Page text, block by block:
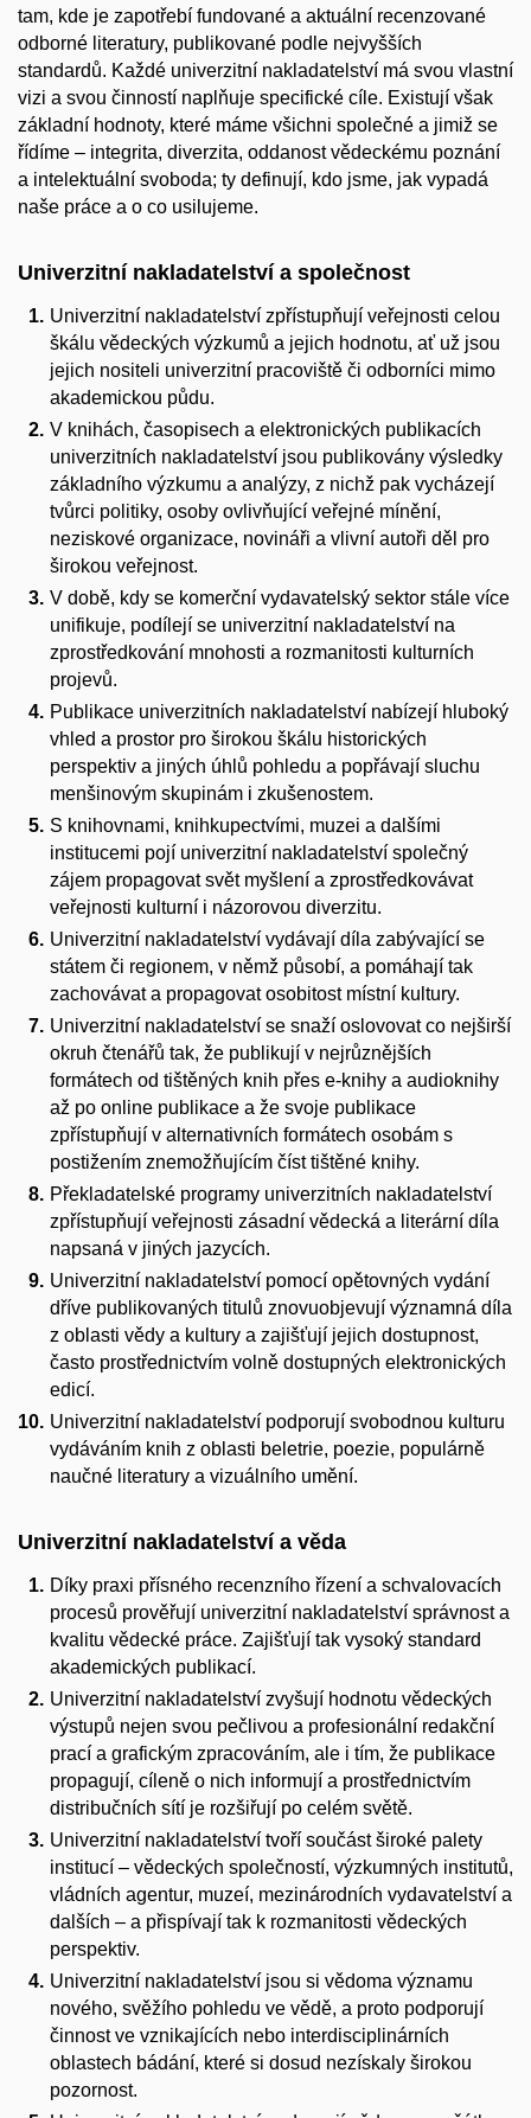
tam, kde je zapotřebí fundované a aktuální recenzované
odborné literatury, publikované podle nejvyšších
standardů. Každé univerzitní nakladatelství má svou vlastní
vizi a svou činností naplňuje specifické cíle. Existují však
základní hodnoty, které máme všichni společné a jimiž se
řídíme – integrita, diverzita, oddanost vědeckému poznání
a intelektuální svoboda; ty definují, kdo jsme, jak vypadá
naše práce a o co usilujeme.
Univerzitní nakladatelství a společnost
Univerzitní nakladatelství zpřístupňují veřejnosti celou
škálu vědeckých výzkumů a jejich hodnotu, ať už jsou
jejich nositeli univerzitní pracoviště či odborníci mimo
akademickou půdu.
V knihách, časopisech a elektronických publikacích
univerzitních nakladatelství jsou publikovány výsledky
základního výzkumu a analýzy, z nichž pak vycházejí
tvůrci politiky, osoby ovlivňující veřejné mínění,
neziskové organizace, novináři a vlivní autoři děl pro
širokou veřejnost.
V době, kdy se komerční vydavatelský sektor stále více
unifikuje, podílejí se univerzitní nakladatelství na
zprostředkování mnohosti a rozmanitosti kulturních
projevů.
Publikace univerzitních nakladatelství nabízejí hluboký
vhled a prostor pro širokou škálu historických
perspektiv a jiných úhlů pohledu a popřávají sluchu
menšinovým skupinám i zkušenostem.
S knihovnami, knihkupectvími, muzei a dalšími
institucemi pojí univerzitní nakladatelství společný
zájem propagovat svět myšlení a zprostředkovávat
veřejnosti kulturní i názorovou diverzitu.
Univerzitní nakladatelství vydávají díla zabývající se
státem či regionem, v němž působí, a pomáhají tak
zachovávat a propagovat osobitost místní kultury.
Univerzitní nakladatelství se snaží oslovovat co nejširší
okruh čtenářů tak, že publikují v nejrůznějších
formátech od tištěných knih přes e‑knihy a audioknihy
až po online publikace a že svoje publikace
zpřístupňují v alternativních formátech osobám s
postižením znemožňujícím číst tištěné knihy.
Překladatelské programy univerzitních nakladatelství
zpřístupňují veřejnosti zásadní vědecká a literární díla
napsaná v jiných jazycích.
Univerzitní nakladatelství pomocí opětovných vydání
dříve publikovaných titulů znovuobjevují významná díla
z oblasti vědy a kultury a zajišťují jejich dostupnost,
často prostřednictvím volně dostupných elektronických
edicí.
Univerzitní nakladatelství podporují svobodnou kulturu
vydáváním knih z oblasti beletrie, poezie, populárně
naučné literatury a vizuálního umění.
Univerzitní nakladatelství a věda
Díky praxi přísného recenzního řízení a schvalovacích
procesů prověřují univerzitní nakladatelství správnost a
kvalitu vědecké práce. Zajišťují tak vysoký standard
akademických publikací.
Univerzitní nakladatelství zvyšují hodnotu vědeckých
výstupů nejen svou pečlivou a profesionální redakční
prací a grafickým zpracováním, ale i tím, že publikace
propagují, cíleně o nich informují a prostřednictvím
distribučních sítí je rozšiřují po celém světě.
Univerzitní nakladatelství tvoří součást široké palety
institucí – vědeckých společností, výzkumných institutů,
vládních agentur, muzeí, mezinárodních vydavatelství a
dalších – a přispívají tak k rozmanitosti vědeckých
perspektiv.
Univerzitní nakladatelství jsou si vědoma významu
nového, svěžího pohledu ve vědě, a proto podporují
činnost ve vznikajících nebo interdisciplinárních
oblastech bádání, které si dosud nezískaly širokou
pozornost.